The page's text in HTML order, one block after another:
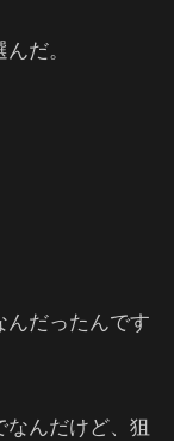
だ。
だったんです
んだけど、狙